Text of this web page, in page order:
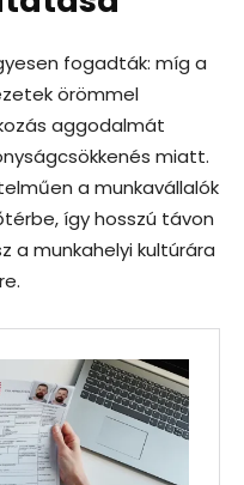
fogadták: míg a
örömmel
aggodalmát
miatt.
a munkavállalók
így hosszú távon
a munkahelyi kultúrára